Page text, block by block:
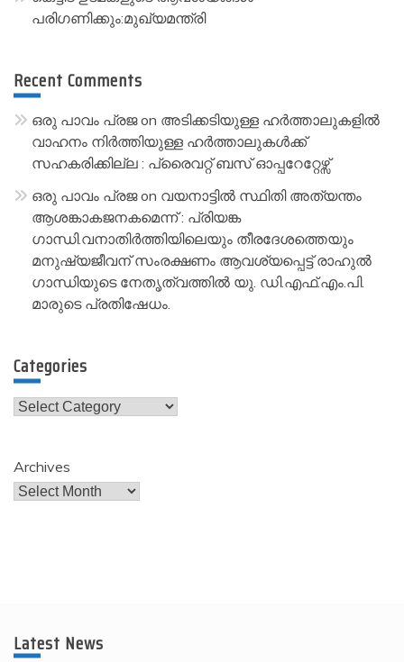
പരിഗണിക്കും:മുഖ്യമന്ത്രി
Recent Comments
ഒരു പാവം പ്രജon അടിക്കടിയുള്ള ഹർത്താലുകളിൽ
വാഹനം നിർത്തിയുള്ള ഹർത്താലുകൾക്ക്
സഹകരിക്കില്ല : പ്രൈവറ്റ് ബസ് ഓപ്പറേറ്റേഴ്സ്
ഒരു പാവം പ്രജon വയനാട്ടിൽ സ്ഥിതി അത്യന്തം
ആശങ്കാകജനകമെന്ന് : പ്രിയങ്ക
ഗാന്ധി.വനാതിർത്തിയിലെയും തീരദേശത്തെയും
മനുഷ്യജീവന് സംരക്ഷണം ആവശ്യപ്പെട്ട് രാഹുൽ
ഗാന്ധിയുടെ നേതൃത്വത്തിൽ യു. ഡി.എഫ്.എം.പി.
മാരുടെ പ്രതിഷേധം.
Categories
Categories
Archives
Latest News